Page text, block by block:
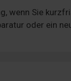
wenn Sie
oder ein